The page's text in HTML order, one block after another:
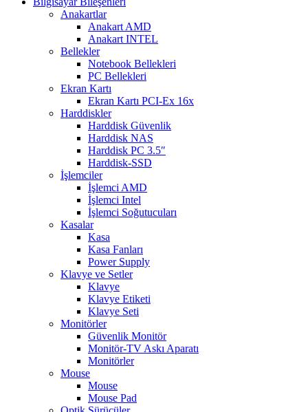
Anakartlar
Anakart AMD
Anakart INTEL
Bellekler
Notebook Bellekleri
PC Bellekleri
Ekran Kartı
Ekran Kartı PCI-Ex 16x
Harddiskler
Harddisk Güvenlik
Harddisk NAS
Harddisk PC 3.5″
Harddisk-SSD
İşlemciler
İşlemci AMD
İşlemci Intel
İşlemci Soğutucuları
Kasalar
Kasa
Kasa Fanları
Power Supply
Klavye ve Setler
Klavye
Klavye Etiketi
Klavye Seti
Monitörler
Güvenlik Monitör
Monitör-TV Askı Aparatı
Monitörler
Mouse
Mouse
Mouse Pad